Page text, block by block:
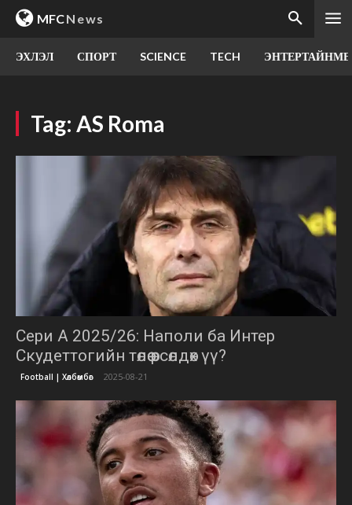
MFCNews
ЭХЛЭЛ СПОРТ SCIENCE TECH
Tag: AS Roma
Сери А 2025/26: Наполи ба Интер
Скудеттогийн төлөө өрсөлдөх үү?
Football | Хөлбөмбөг 2025-08-21